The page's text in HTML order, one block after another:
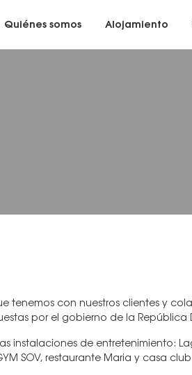
Quiénes somos Alojamiento
tenemos con nuestros clientes y
por el gobierno de la República
instalaciones de entretenimiento:
SOV, restaurante Maria y casa